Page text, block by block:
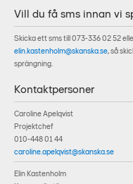
Vill du få sms innan vi
Skicka ett sms till 073-336 02 52
elin.kastenholm@skanska.se, så
sprängning.
Kontaktpersoner
Caroline Apelqvist
Projektchef
010-448 01 44
caroline.apelqvist@skanska.se
Elin Kastenholm